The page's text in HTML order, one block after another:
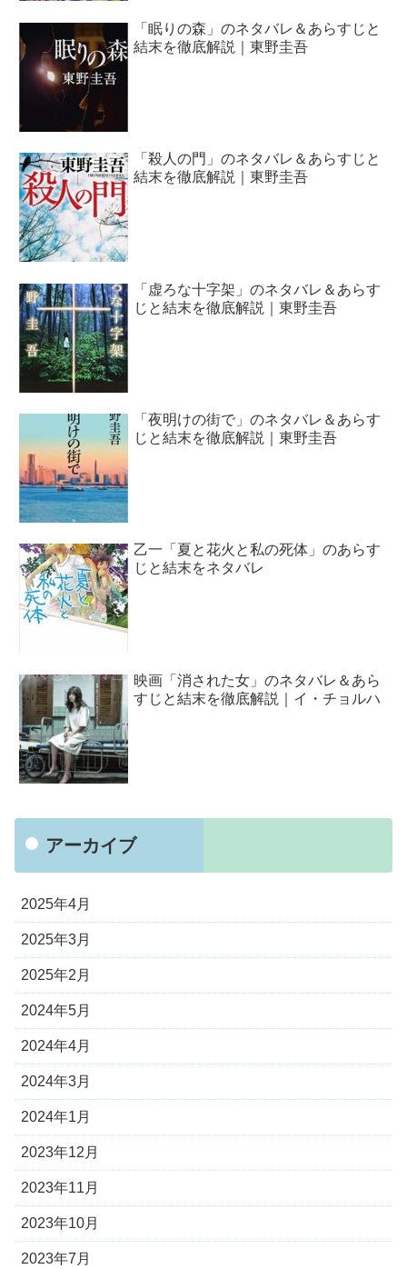
「眠りの森」のネタバレ＆あらすじと
結末を徹底解説｜東野圭吾
「殺人の門」のネタバレ＆あらすじと
結末を徹底解説｜東野圭吾
「虚ろな十字架」のネタバレ＆あらす
じと結末を徹底解説｜東野圭吾
「夜明けの街で」のネタバレ＆あらす
じと結末を徹底解説｜東野圭吾
乙一「夏と花火と私の死体」のあらす
じと結末をネタバレ
映画「消された女」のネタバレ＆あら
すじと結末を徹底解説｜イ・チョルハ
アーカイブ
2025年4月
2025年3月
2025年2月
2024年5月
2024年4月
2024年3月
2024年1月
2023年12月
2023年11月
2023年10月
2023年7月